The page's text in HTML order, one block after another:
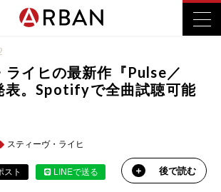
ライヒの最新作『Pulse／
。Spotifyで全曲試聴可能
スティーヴ・ライヒ
スト LINEで送る 後で読む